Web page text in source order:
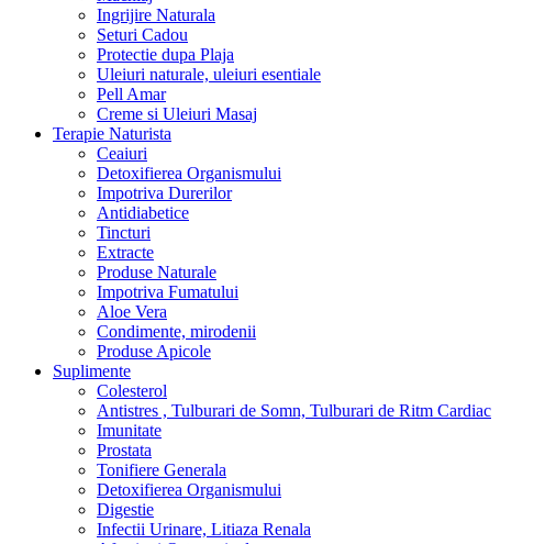
Ingrijire Naturala
Seturi Cadou
Protectie dupa Plaja
Uleiuri naturale, uleiuri esentiale
Pell Amar
Creme si Uleiuri Masaj
Terapie Naturista
Ceaiuri
Detoxifierea Organismului
Impotriva Durerilor
Antidiabetice
Tincturi
Extracte
Produse Naturale
Impotriva Fumatului
Aloe Vera
Condimente, mirodenii
Produse Apicole
Suplimente
Colesterol
Antistres , Tulburari de Somn, Tulburari de Ritm Cardiac
Imunitate
Prostata
Tonifiere Generala
Detoxifierea Organismului
Digestie
Infectii Urinare, Litiaza Renala